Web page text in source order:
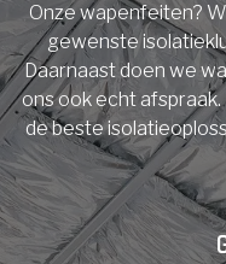
Dakisolatie
Gevelisolatie
Vorige
Voornaam
Achternaam
Onze wapenfeiten?
gewenste
Daarnaast doen we
ons ook echt
de beste